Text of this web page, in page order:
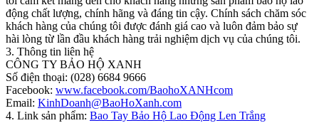
động chất lượng, chính hãng và đáng tin cậy. Chính sách chăm sóc
khách hàng của chúng tôi được đánh giá cao và luôn đảm bảo sự
hài lòng từ lần đầu khách hàng trải nghiệm dịch vụ của chúng tôi.
3. Thông tin liên hệ
CÔNG TY BẢO HỘ XANH
Số điện thoại: (028) 6684 9666
Facebook: www.facebook.com/BaohoXANHcom
Email: KinhDoanh@BaoHoXanh.com
4. Link sản phẩm: Bao Tay Bảo Hộ Lao Động Len Trắng